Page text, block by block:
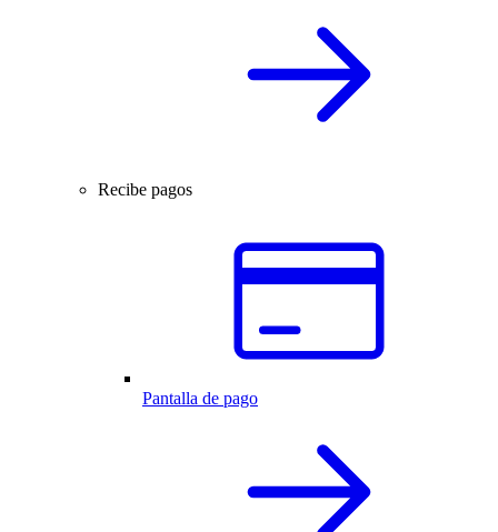
Recibe pagos
Pantalla de pago